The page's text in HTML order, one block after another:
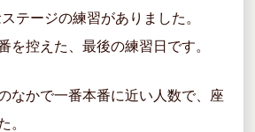
テージの練習がありました。
を控えた、最後の練習日です。
なかで一番本番に近い人数で、座
。